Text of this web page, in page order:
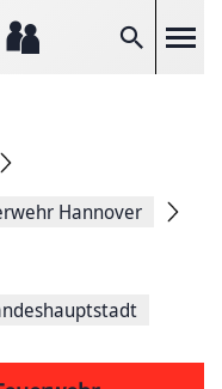
Suche
Hannover